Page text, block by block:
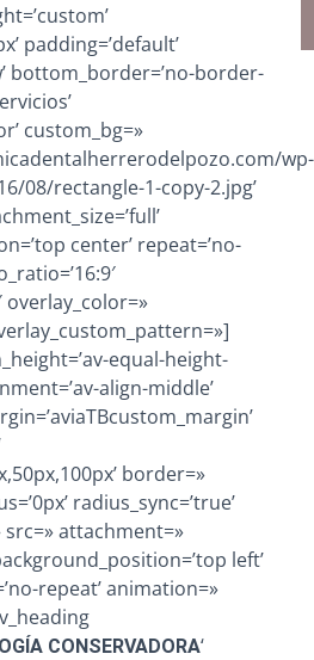
padding=’default’
bottom_border=’no-border-
custom_bg=»
wp-
08/rectangle-1-copy-2.jpg’
center’ repeat=’no-
overlay_color=»
equal-height-
align-middle’
border=»
radius_sync=’true’
attachment=»
left’
repeat’ animation=»
CONSERVADORA‘